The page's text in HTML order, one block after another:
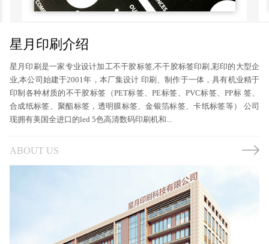
星月印刷介绍
星月印刷是一家专业设计加工不干胶标签,不干胶标签印刷,彩印的大型企
业,本公司始建于2001年，本厂集设计 印刷、制作于一体，具有机业精于
印制各种材质的不干胶标签（PET标签、PE标签、PVC标签、PP标 签、
合成纸标签、聚酯标签，透明膜标签、金银箔标签、卡纸标签等） 公司
现拥有美国全进口的led 5色高清数码印刷机和...
ABOUT US